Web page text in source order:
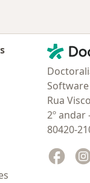
Doctoralia
Rua
2º andar
80420-